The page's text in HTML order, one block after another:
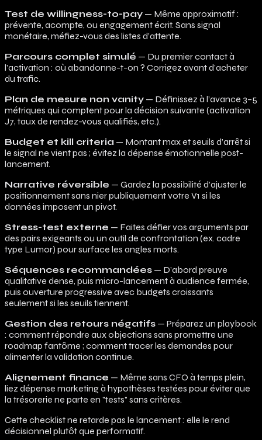
Test de willingness-to-pay — Même approximatif :
prévente, acompte, ou engagement écrit. Sans signal
monétaire, méfiez-vous des listes d’attente.
Parcours complet simulé — Du premier contact à
l’activation : où abandonne-t-on ? Corrigez avant d’acheter
du trafic.
Plan de mesure non vanity — Définissez à l’avance 3–5
métriques qui comptent pour la décision suivante (activation
J7, taux de rendez-vous qualifiés, etc.).
Budget et kill criteria — Montant max et seuils d’arrêt si
le signal ne vient pas ; évitez la dépense émotionnelle post-
lancement.
Narrative réversible — Gardez la possibilité d’ajuster le
positionnement sans nier publiquement votre V1 si les
données imposent un pivot.
Stress-test externe — Faites défier vos arguments par
des pairs exigeants ou un outil de confrontation (ex. cadre
type Lumor) pour surface les angles morts.
Séquences recommandées — D’abord preuve
qualitative dense, puis micro-lancement à audience fermée,
puis ouverture progressive avec budgets croissants
seulement si les seuils tiennent.
Gestion des retours négatifs — Préparez un playbook
: comment répondre aux objections sans promettre une
roadmap fantôme ; comment tracer les demandes pour
alimenter la validation continue.
Alignement finance — Même sans CFO à temps plein,
liez dépense marketing à hypothèses testées pour éviter que
la trésorerie ne parte en "tests" sans critères.
Cette checklist ne retarde pas le lancement : elle le rend
décisionnel plutôt que performatif.